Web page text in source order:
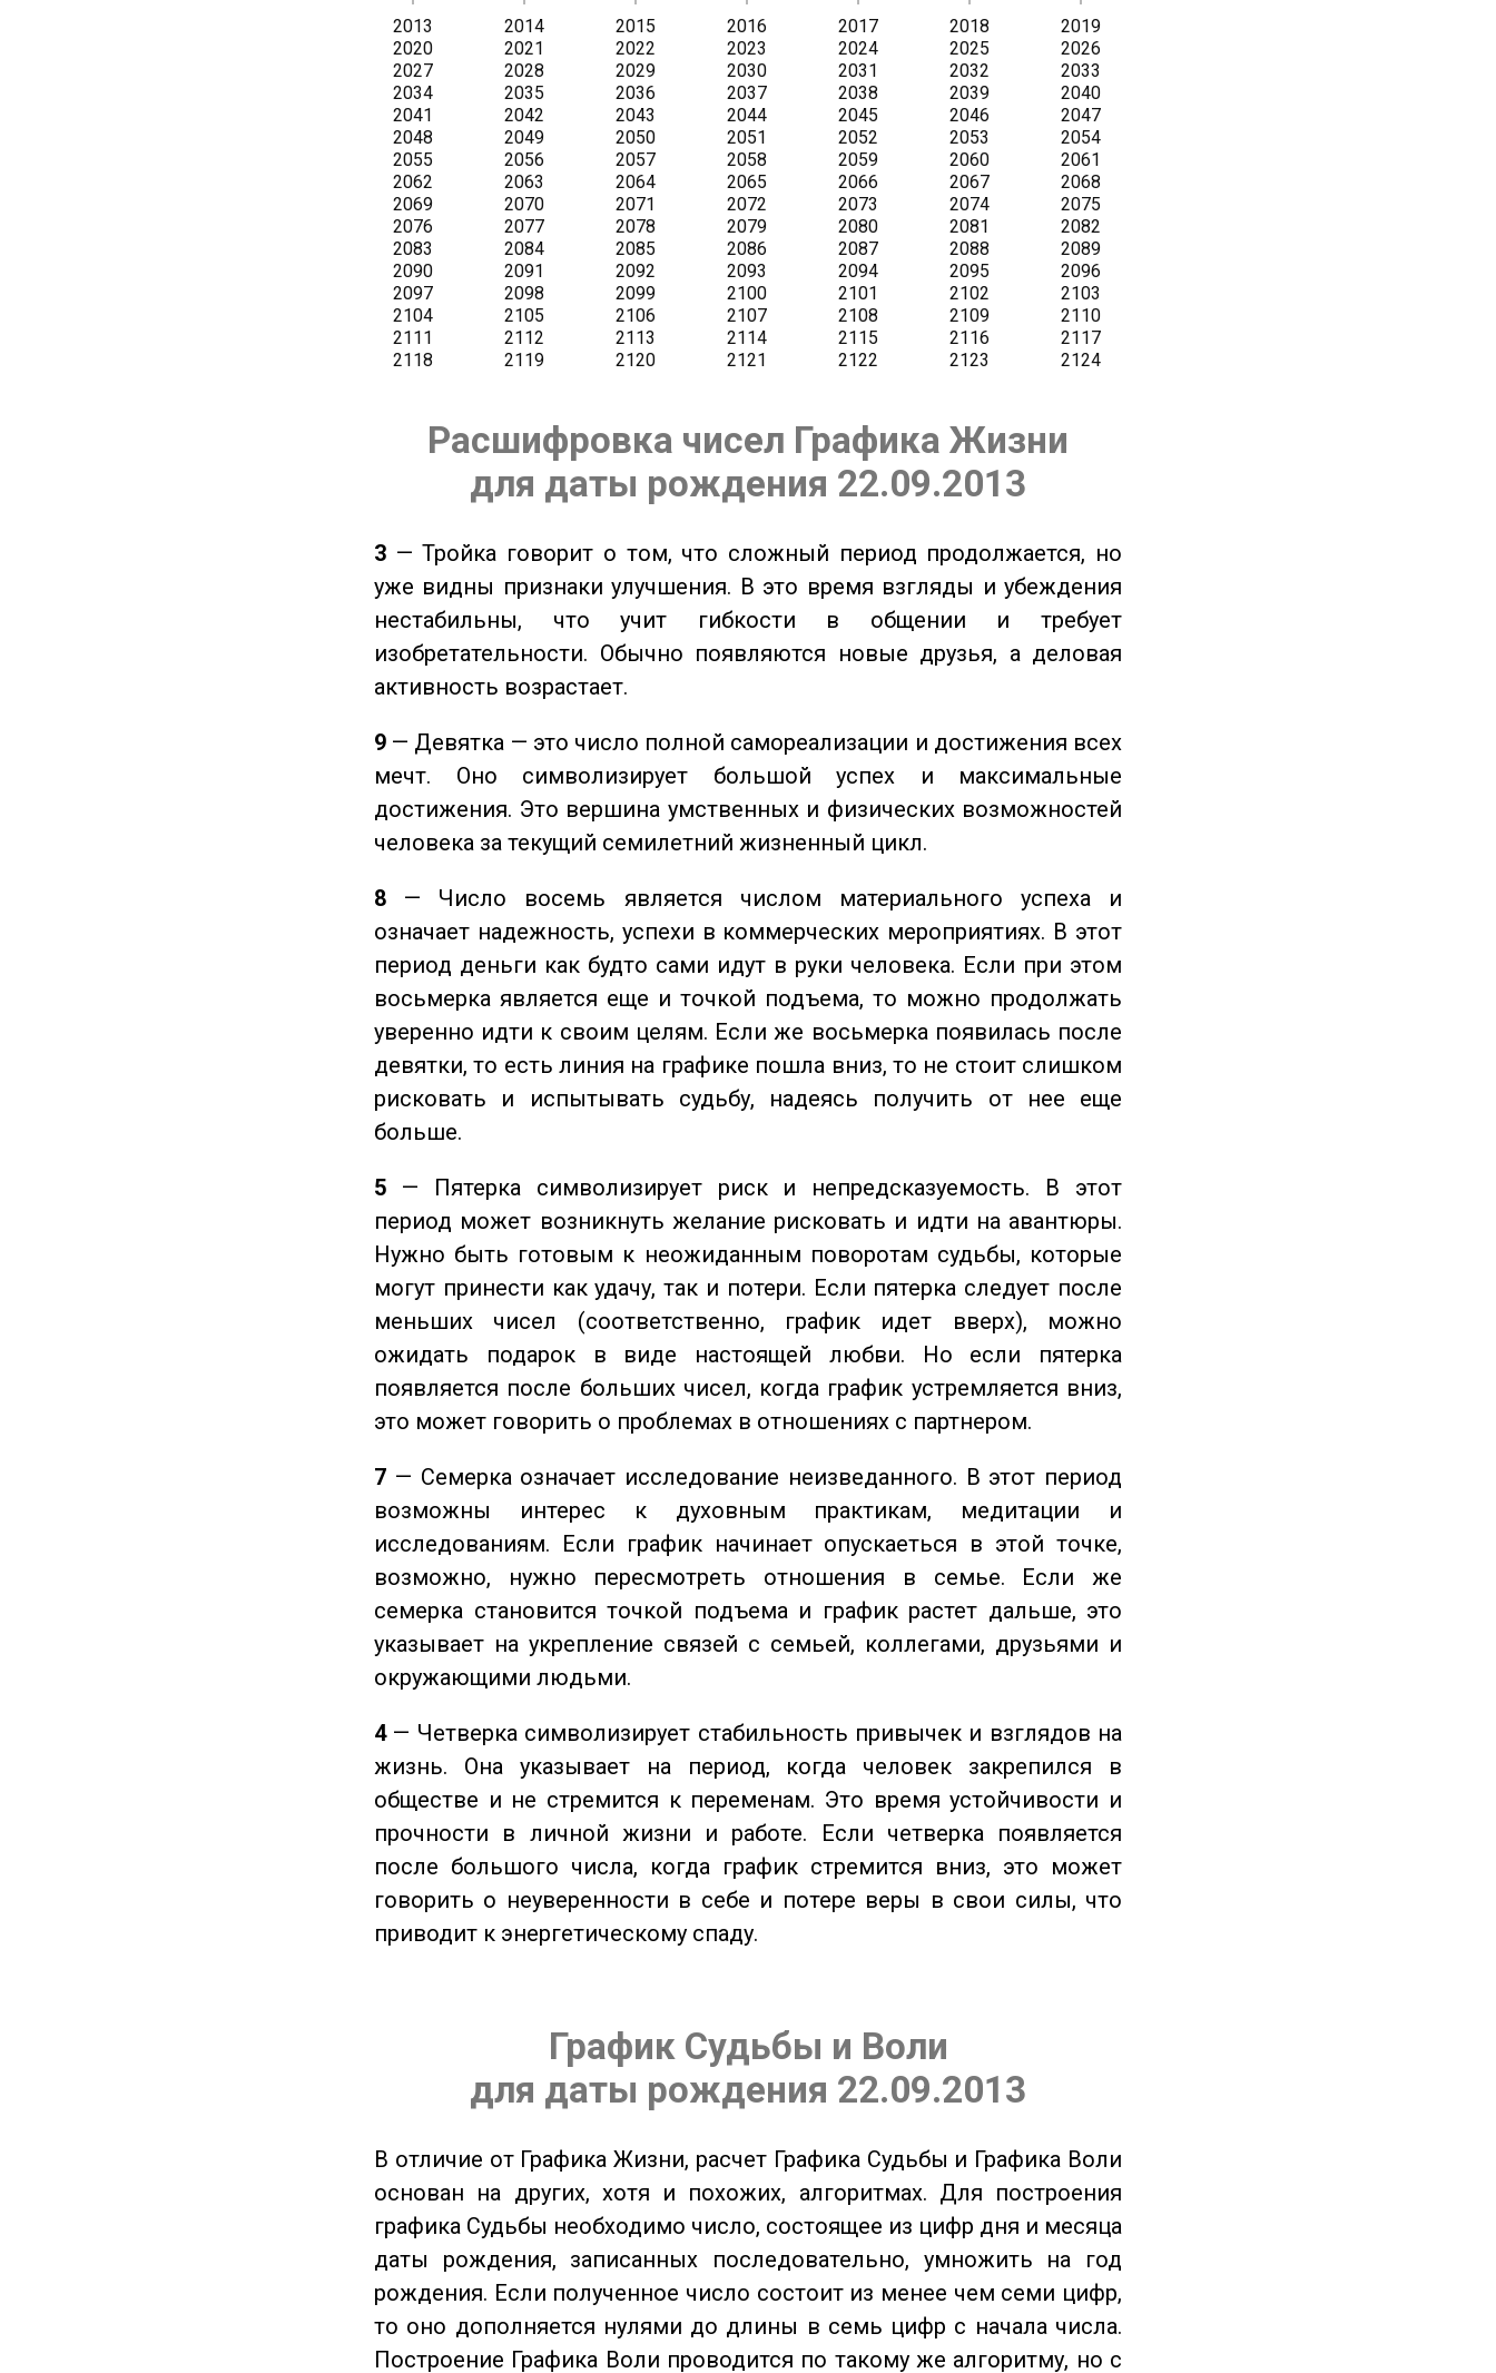
Расшифровка чисел Графика Жизни
для даты рождения 22.09.2013
3 — Тройка говорит о том, что сложный период продолжается, но
уже видны признаки улучшения. В это время взгляды и убеждения
нестабильны, что учит гибкости в общении и требует
изобретательности. Обычно появляются новые друзья, а деловая
активность возрастает.
9 — Девятка — это число полной самореализации и достижения всех
мечт. Оно символизирует большой успех и максимальные
достижения. Это вершина умственных и физических возможностей
человека за текущий семилетний жизненный цикл.
8 — Число восемь является числом материального успеха и
означает надежность, успехи в коммерческих мероприятиях. В этот
период деньги как будто сами идут в руки человека. Если при этом
восьмерка является еще и точкой подъема, то можно продолжать
уверенно идти к своим целям. Если же восьмерка появилась после
девятки, то есть линия на графике пошла вниз, то не стоит слишком
рисковать и испытывать судьбу, надеясь получить от нее еще
больше.
5 — Пятерка символизирует риск и непредсказуемость. В этот
период может возникнуть желание рисковать и идти на авантюры.
Нужно быть готовым к неожиданным поворотам судьбы, которые
могут принести как удачу, так и потери. Если пятерка следует после
меньших чисел (соответственно, график идет вверх), можно
ожидать подарок в виде настоящей любви. Но если пятерка
появляется после больших чисел, когда график устремляется вниз,
это может говорить о проблемах в отношениях с партнером.
7 — Семерка означает исследование неизведанного. В этот период
возможны интерес к духовным практикам, медитации и
исследованиям. Если график начинает опускаеться в этой точке,
возможно, нужно пересмотреть отношения в семье. Если же
семерка становится точкой подъема и график растет дальше, это
указывает на укрепление связей с семьей, коллегами, друзьями и
окружающими людьми.
4— Четверка символизирует стабильность привычек и взглядов на
жизнь. Она указывает на период, когда человек закрепился в
обществе и не стремится к переменам. Это время устойчивости и
прочности в личной жизни и работе. Если четверка появляется
после большого числа, когда график стремится вниз, это может
говорить о неуверенности в себе и потере веры в свои силы, что
приводит к энергетическому спаду.
График Судьбы и Воли
для даты рождения 22.09.2013
В отличие от Графика Жизни, расчет Графика Судьбы и Графика Воли
основан на других, хотя и похожих, алгоритмах. Для построения
графика Судьбы необходимо число, состоящее из цифр дня и месяца
даты рождения, записанных последовательно, умножить на год
рождения. Если полученное число состоит из менее чем семи цифр,
то оно дополняется нулями до длины в семь цифр с начала числа.
Построение Графика Воли проводится по такому же алгоритму, но с